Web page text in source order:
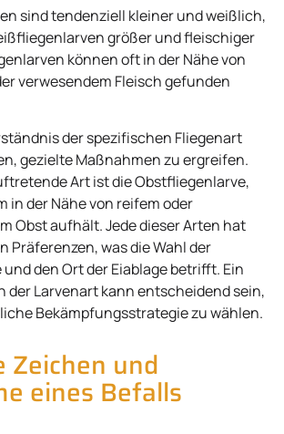
sind tendenziell kleiner und weißlich,
größer und fleischiger
können oft in der Nähe von
verwesendem Fleisch gefunden
der spezifischen Fliegenart
gezielte Maßnahmen zu ergreifen.
Art ist die Obstfliegenlarve,
in der Nähe von reifem oder
Obst aufhält. Jede dieser Arten hat
Präferenzen, was die Wahl der
den Ort der Eiablage betrifft. Ein
der Larvenart kann entscheidend sein,
Bekämpfungsstrategie zu wählen.
Zeichen und
eines Befalls